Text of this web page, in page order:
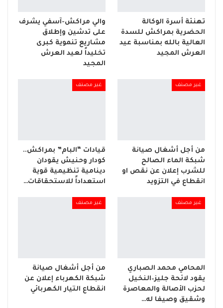
تهنئة أسرة الوكالة
الحضرية بمراكش للسدة
العالية بالله بمناسبة عيد
العرش المجيد
والي مراكش-آسفي يشرف
على تدشين وإطلاق
مشاريع تنموية كبرى
تخليداً لعيد العرش
المجيد
غير مصنف
من أجل أشغال صيانة
شبكة الماء الصالح
للشرب إعلان عن نقص او
انقطاع في التزويد
غير مصنف
قيادات “البام” بمراكش..
كودار وحنيش يقودان
دينامية تنظيمية قوية
استعداداً للاستحقاقات…
غير مصنف
المحامي محمد الصباري
يقود لائحة جليز–النخيل
لحزب الأصالة والمعاصرة
وشقيق وصيفا له…
غير مصنف
من أجل أشغال صيانة
شبكة الكهرباء إعلان عن
انقطاع التيار الكهربائي